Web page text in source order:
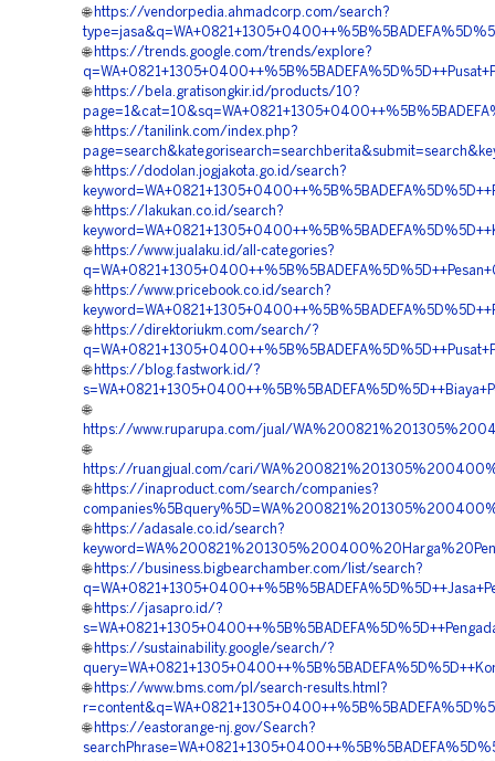
🌐 https://vendorpedia.ahmadcorp.com/search?
🌐 https://trends.google.com/trends/explore?
🌐 https://bela.gratisongkir.id/products/10?
🌐 https://tanilink.com/index.php?
🌐 https://dodolan.jogjakota.go.id/search?
🌐 https://lakukan.co.id/search?
🌐 https://www.jualaku.id/all-categories?
🌐 https://www.pricebook.co.id/search?
🌐 https://direktoriukm.com/search/?
🌐 https://blog.fastwork.id/?
🌐
https://www.ruparupa.com/jual/
🌐
https://ruangjual.com/cari/
🌐 https://inaproduct.com/search/companies?
🌐 https://adasale.co.id/search?
🌐 https://business.bigbearchamber.com/list/search?
🌐 https://jasapro.id/?
🌐 https://sustainability.google/search/?
🌐 https://www.bms.com/pl/search-results.html?
🌐 https://eastorange-nj.gov/Search?